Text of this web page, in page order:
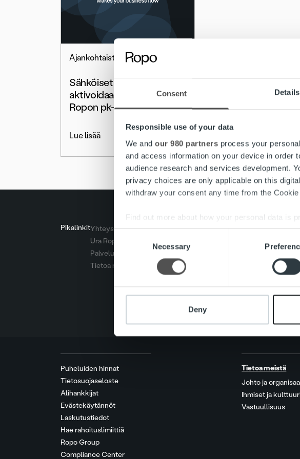
Consent Details
Responsible use of your data
We and our 980 partners process your
and access information on your device in order
audience research and services development.
privacy choices are only applicable on this
withdraw your consent any time from the
Find out more about how your personal data is
We use cookies to personalise content and
information about your use of our site with our
other information that you’ve provided to them
Necessary
Deny
Ajankohtaista
Sähköiset muistutukset
aktivoidaan käyttöön
Ropon pk-asiakkaille
Lue lisää
PikalinkitYhteystiedot
Ura Ropolla
Palvelut
Tietoa meistä
Search for:
Puheluiden hinnat
Tietosuojaseloste
Alihankkijat
Evästekäytännöt
Laskutustiedot
Hae rahoituslimiittiä
Ropo Group
Compliance Center
Tietoa meistä
Johto ja
Ihmiset ja
Vastuullisuus